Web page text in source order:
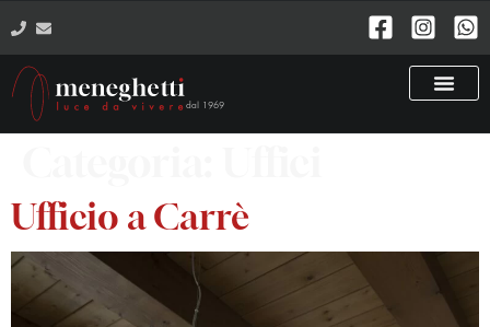
dal 1969
Ufficio a Carrè